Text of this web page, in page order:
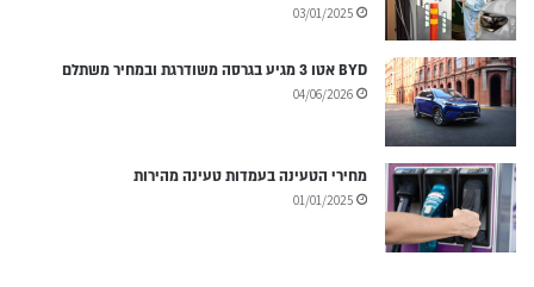
03/01/2025
BYD אטו 3 מגיע בגרסה משודרגת ובמחיר משתלם
04/06/2026
מחירי הטעינה בעמדות טעינה מהירות
01/01/2025